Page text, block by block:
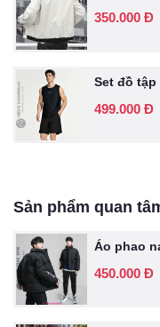
350.000 Đ
Set đồ tập
499.000 Đ
Sản phẩm quan
Áo phao
450.000 Đ